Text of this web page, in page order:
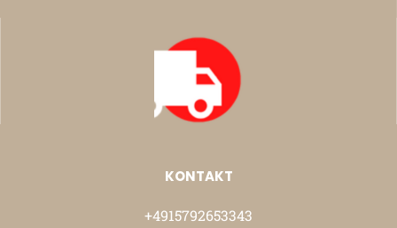
KONTAKT
+4915792653343